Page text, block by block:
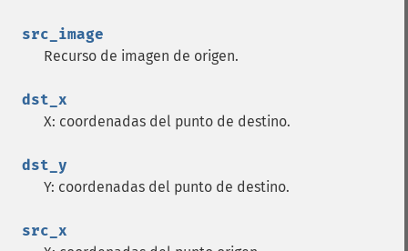
src_image
Recurso de imagen de origen.
dst_x
X: coordenadas del punto de destino.
dst_y
Y: coordenadas del punto de destino.
src_x